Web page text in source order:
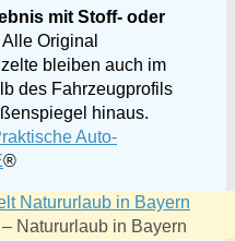
mit Stoff- oder
Alle Original
bleiben auch im
des Fahrzeugprofils
hinaus.
Auto-
®
Natururlaub in Bayern